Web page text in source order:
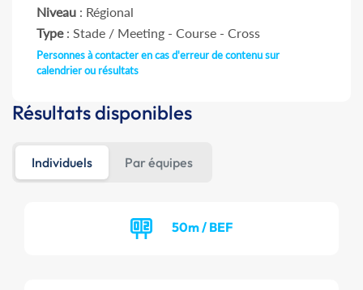
Niveau : Régional
Type: Stade / Meeting - Course - Cross
Personnes à contacter en cas d'erreur de contenu sur
calendrier ou résultats
Résultats disponibles
Individuels Par équipes
50m / BEF